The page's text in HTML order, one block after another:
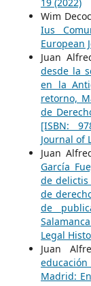
Wim
Ius
European
Juan
desde la
en la
retorno,
de
[ISBN:
Journal of
Juan
García
de delictis
de
de
Legal
Juan
Madrid: